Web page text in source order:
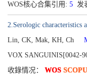
WOS核心合集引用: 5 发
2.Serologic characteristics
Lin, CK, Mak, KH, Ch
VOX SANGUINIS[0042-
收錄情况： WOS